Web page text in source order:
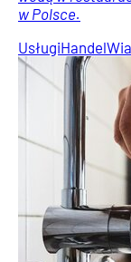
w Polsce.
UsługiHandel